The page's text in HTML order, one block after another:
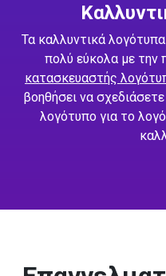
Τα καλλυντικά
πολύ εύκολα με την
κατασκευαστής
βοηθήσει να
λογότυπο για το